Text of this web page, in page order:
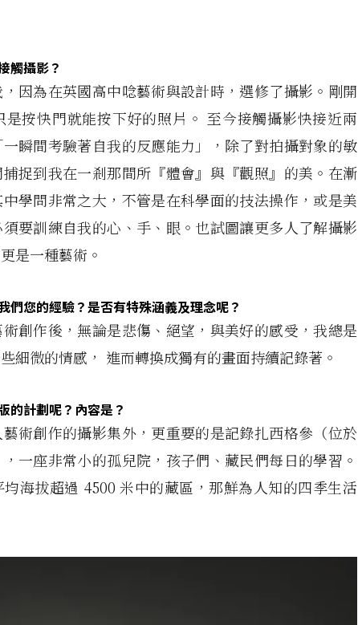
觸攝影？
因為在英國高中唸藝術與設計時，選修了攝影。剛開
是按快門就能按下好的照片。 至今接觸攝影快接近兩
瞬間考驗著自我的反應能力」，除了對拍攝對象的敏
捉到我在一剎那間所『體會』與『觀照』的美。在漸
學問非常之大，不管是在科學面的技法操作，或是美
要訓練自我的心、手、眼。也試圖讓更多人了解攝影
是一種藝術。
們您的經驗？是否有特殊涵義及理念呢？
創作後，無論是悲傷、絕望，與美好的感受，我總是
細微的情感， 進而轉換成獨有的畫面持續記錄著。
的計劃呢？內容是？
術創作的攝影集外，更重要的是記錄扎西格參（位於
一座非常小的孤兒院，孩子們、藏民們每日的學習。
海拔超過 4500 米中的藏區，那鮮為人知的四季生活